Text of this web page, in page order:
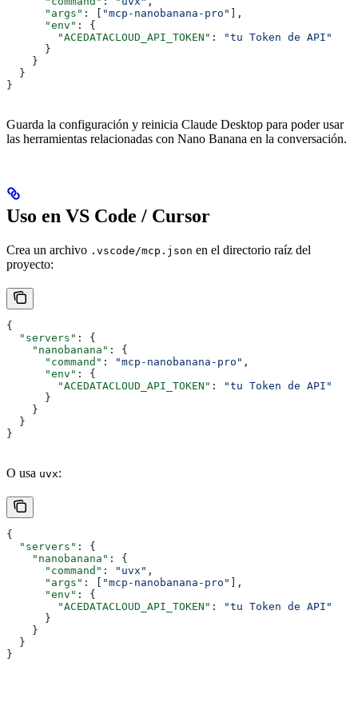
      "args"
: [ "mcp-nanobanana-pro"
],
      "env"
: {
        "ACEDATACLOUD_API_TOKEN"
:
"tu Token de API"
      }
    }
  }
}
Guarda la configuración y reinicia Claude Desktop para poder usar
las herramientas relacionadas con Nano Banana en la conversación.
Uso en VS Code / Cursor
Crea un archivo .vscode/mcp.json en el directorio raíz del
proyecto:
{
  "servers"
: {
    "nanobanana"
: {
      "command"
: "mcp-nanobanana-pro" ,
      "env"
: {
        "ACEDATACLOUD_API_TOKEN"
:
"tu Token de API"
      }
    }
  }
}
O usa uvx:
{
  "servers"
: {
    "nanobanana"
: {
      "command"
: "uvx" ,
      "args"
: [ "mcp-nanobanana-pro"
],
      "env"
: {
        "ACEDATACLOUD_API_TOKEN"
:
"tu Token de API"
      }
    }
  }
}